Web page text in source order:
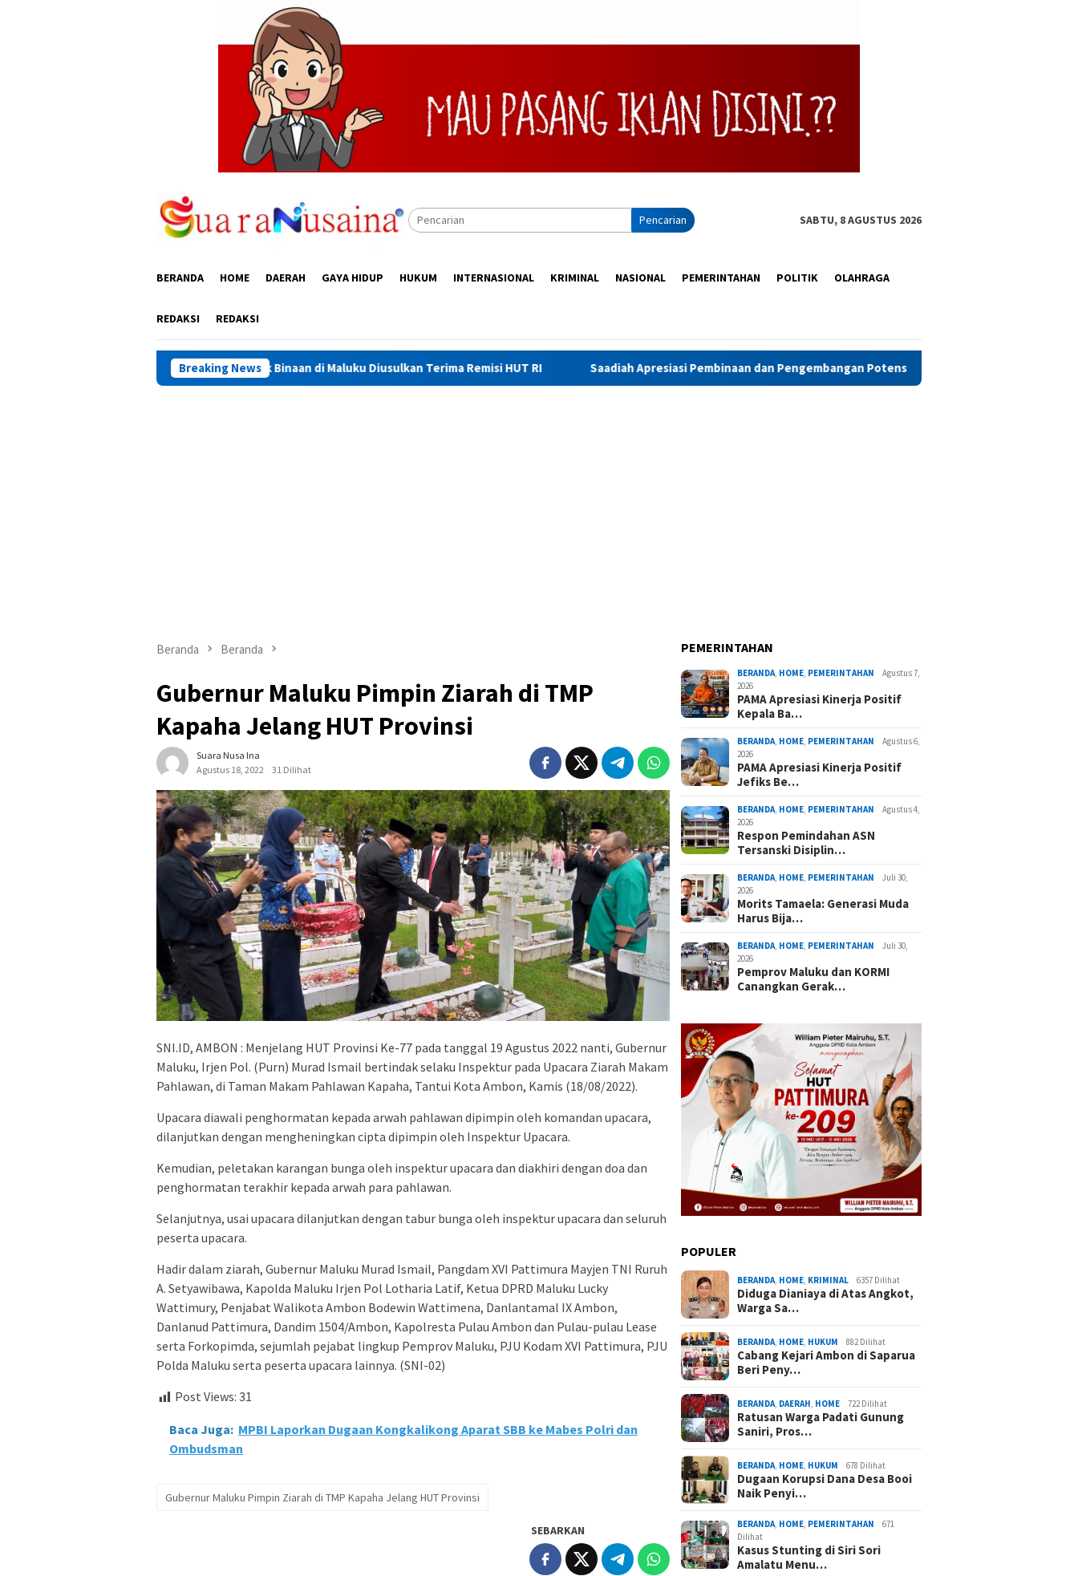
Pencarian SABTU, 8 AGUSTUS 2026
BERANDA HOME DAERAH GAYA HIDUP HUKUM INTERNASIONAL KRIMINAL NASIONAL PEMERINTAHAN POLITIK OLAHRAGA
REDAKSI REDAKSI
Breaking News
Narapidana dan Lima Anak Binaan di Maluku Diusulkan Terima Remisi HUT RI Saadiah Apresiasi Pembinaan dan Pengembangan Potensi Warga Binaan di Maluku
Beranda Beranda
Gubernur Maluku Pimpin Ziarah di TMP
Kapaha Jelang HUT Provinsi
Suara Nusa Ina
Agustus 18, 2022
31 Dilihat
SNI.ID, AMBON : Menjelang HUT Provinsi Ke-77 pada tanggal 19 Agustus 2022 nanti, Gubernur
Maluku, Irjen Pol. (Purn) Murad Ismail bertindak selaku Inspektur pada Upacara Ziarah Makam
Pahlawan, di Taman Makam Pahlawan Kapaha, Tantui Kota Ambon, Kamis (18/08/2022).
Upacara diawali penghormatan kepada arwah pahlawan dipimpin oleh komandan upacara,
dilanjutkan dengan mengheningkan cipta dipimpin oleh Inspektur Upacara.
Kemudian, peletakan karangan bunga oleh inspektur upacara dan diakhiri dengan doa dan
penghormatan terakhir kepada arwah para pahlawan.
Selanjutnya, usai upacara dilanjutkan dengan tabur bunga oleh inspektur upacara dan seluruh
peserta upacara.
Hadir dalam ziarah, Gubernur Maluku Murad Ismail, Pangdam XVI Pattimura Mayjen TNI Ruruh
A. Setyawibawa, Kapolda Maluku Irjen Pol Lotharia Latif, Ketua DPRD Maluku Lucky
Wattimury, Penjabat Walikota Ambon Bodewin Wattimena, Danlantamal IX Ambon,
Danlanud Pattimura, Dandim 1504/Ambon, Kapolresta Pulau Ambon dan Pulau-pulau Lease
serta Forkopimda, sejumlah pejabat lingkup Pemprov Maluku, PJU Kodam XVI Pattimura, PJU
Polda Maluku serta peserta upacara lainnya. (SNI-02)
Post Views: 31
Baca Juga: MPBI Laporkan Dugaan Kongkalikong Aparat SBB ke Mabes Polri dan
Ombudsman
Gubernur Maluku Pimpin Ziarah di TMP Kapaha Jelang HUT Provinsi
SEBARKAN
PEMERINTAHAN
BERANDA, HOME, PEMERINTAHAN
Agustus 7,
2026
PAMA Apresiasi Kinerja Positif
Kepala Ba…
BERANDA, HOME, PEMERINTAHAN
Agustus 6,
2026
PAMA Apresiasi Kinerja Positif
Jefiks Be…
BERANDA, HOME, PEMERINTAHAN
Agustus 4,
2026
Respon Pemindahan ASN
Tersanski Disiplin…
BERANDA, HOME, PEMERINTAHAN
Juli 30,
2026
Morits Tamaela: Generasi Muda
Harus Bija…
BERANDA, HOME, PEMERINTAHAN
Juli 30,
2026
Pemprov Maluku dan KORMI
Canangkan Gerak…
POPULER
BERANDA HOME KRIMINAL 6357 Dilihat
Diduga Dianiaya di Atas Angkot,
Warga Sa…
BERANDA HOME HUKUM 882 Dilihat
Cabang Kejari Ambon di Saparua
Beri Peny…
BERANDA DAERAH HOME 722 Dilihat
Ratusan Warga Padati Gunung
Saniri, Pros…
BERANDA HOME HUKUM 678 Dilihat
Dugaan Korupsi Dana Desa Booi
Naik Penyi…
BERANDA HOME PEMERINTAHAN
671
Dilihat
Kasus Stunting di Siri Sori
Amalatu Menu…